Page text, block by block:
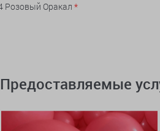
Розовый Оракал *
Предоставляемые